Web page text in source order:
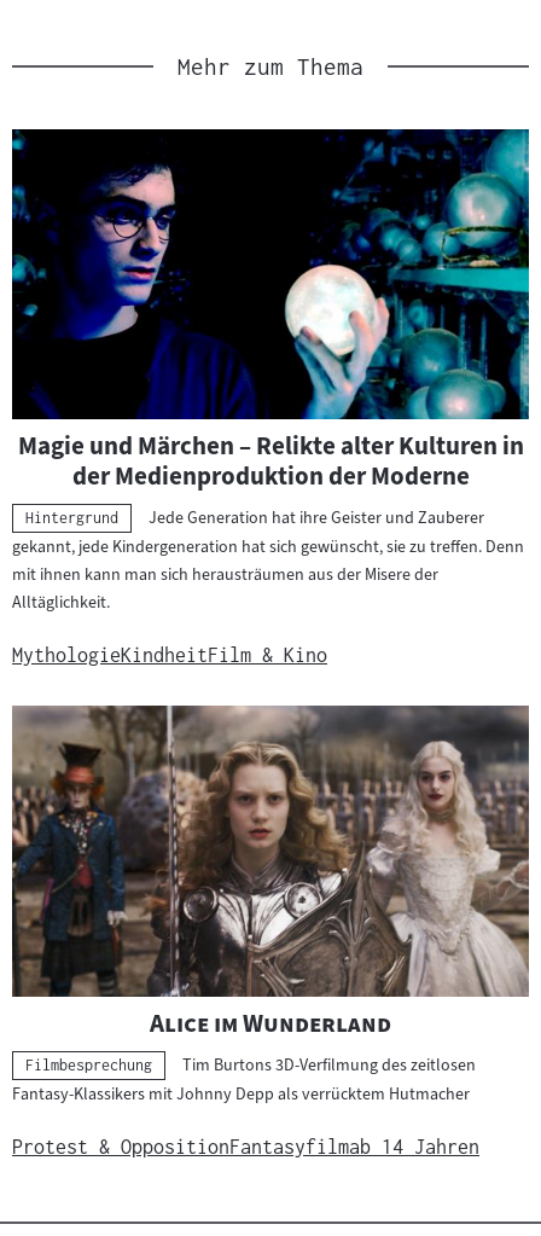
Mehr zum Thema
Magie und Märchen – Relikte alter Kulturen in
der Medienproduktion der Moderne
Kategorie:
Hintergrund
Jede Generation hat ihre Geister und Zauberer
gekannt, jede Kindergeneration hat sich gewünscht, sie zu treffen. Denn
mit ihnen kann man sich herausträumen aus der Misere der
Alltäglichkeit.
MythologieKindheitFilm & Kino
"
Alice im Wunderland"
Kategorie:
Filmbesprechung
Tim Burtons 3D-Verfilmung des zeitlosen
Fantasy-Klassikers mit Johnny Depp als verrücktem Hutmacher
Protest & OppositionFantasyfilmab 14 Jahren